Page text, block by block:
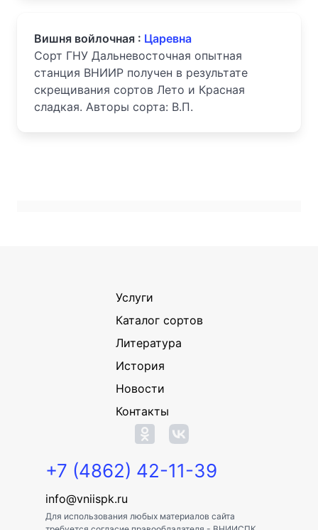
Вишня войлочная : Царевна
Сорт ГНУ Дальневосточная опытная
станция ВНИИР получен в результате
скрещивания сортов Лето и Красная
сладкая. Авторы сорта: В.П.
Услуги
Каталог сортов
Литература
История
Новости
Контакты
+7 (4862) 42-11-39
info@vniispk.ru
Для использования любых материалов сайта